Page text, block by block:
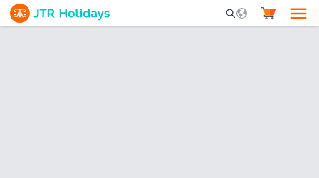
Mobile Search